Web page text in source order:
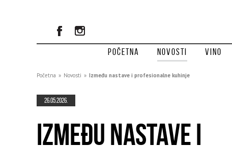
Početna Novosti Vino
Početna » Novosti » Između nastave i profesionalne kuhinje
26.05.2026.
IZMEĐU NASTAVE I